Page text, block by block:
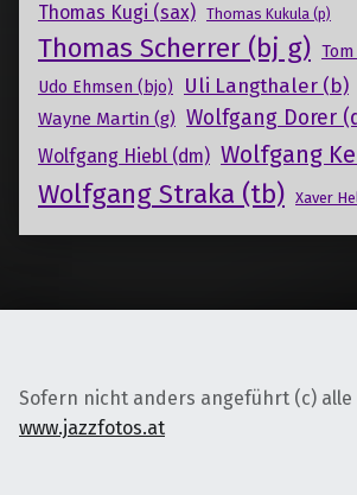
Thomas Kugi (sax) Thomas Kukula (p)
Thomas Scherrer (bj g)
Udo Ehmsen (bjo)
Uli Langthaler (b)
Wayne Martin (g) Wolfgang Dorer
Wolfgang Hiebl (dm) Wolfgang
Wolfgang Straka (tb) Xaver
Sofern nicht anders angeführt (c) alle
www.jazzfotos.at